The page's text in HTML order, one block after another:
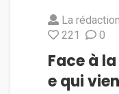
La
221
0
Face à
e qui